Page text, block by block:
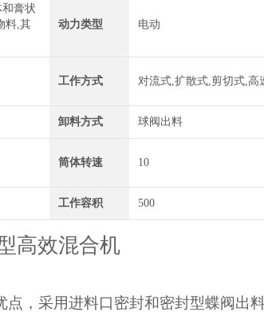
膏状
料,其
动力类型 电动
工作方式 对流式,扩散式,剪切式,高
卸料方式 球阀出料
筒体转速 10
工作容积 500
高效混合机
，采用进料口密封和密封型蝶阀出